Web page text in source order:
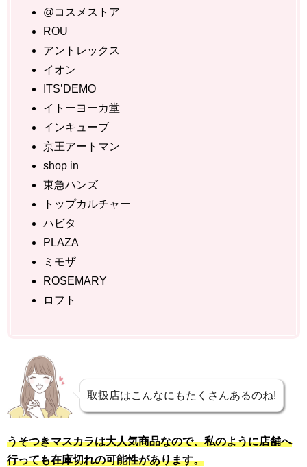
@コスメストア
ROU
アントレックス
イオン
ITS’DEMO
イトーヨーカ堂
インキューブ
京王アートマン
shop in
東急ハンズ
トップカルチャー
ハビタ
PLAZA
ミモザ
ROSEMARY
ロフト
取扱店はこんなにもたくさんあるのね!
うそつきマスカラは大人気商品なので、私のように店舗へ
行っても在庫切れの可能性があります。